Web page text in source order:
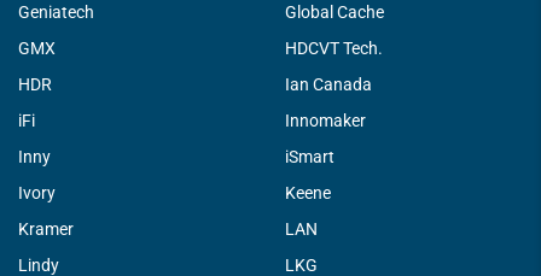
Geniatech
Global Cache
GMX
HDCVT Tech.
HDR
Ian Canada
iFi
Innomaker
Inny
iSmart
Ivory
Keene
Kramer
LAN
Lindy
LKG